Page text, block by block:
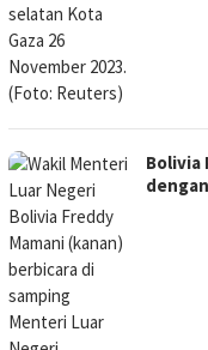
Bolivia